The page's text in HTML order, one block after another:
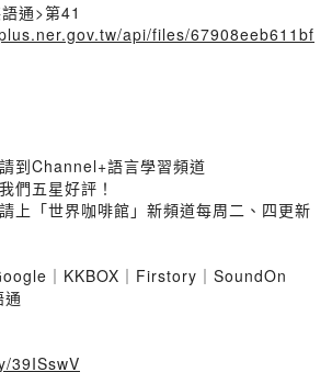
通>第41
api/files/67908eeb611bf
到Channel+語言學習頻道
們五星好評！
上「世界咖啡館」新頻道每周二、四更新
｜KKBOX｜Firstory｜SoundOn
39ISswV